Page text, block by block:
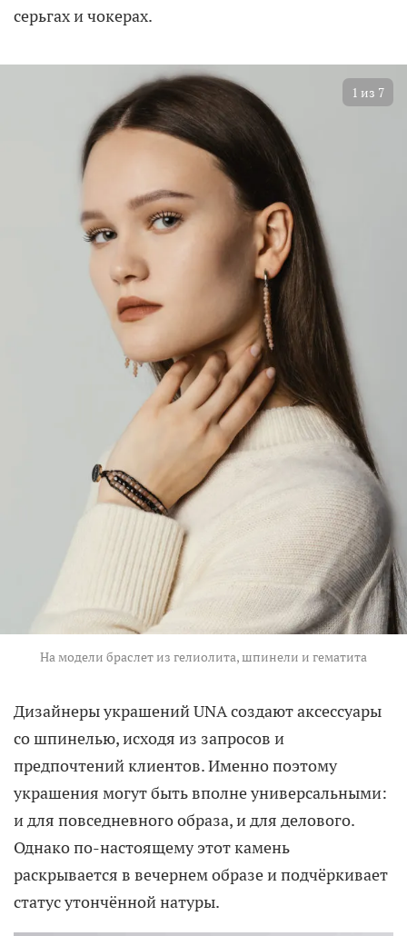
серьгах и чокерах.
На модели браслет из гелиолита, шпинели и гематита
1 из 7
Дизайнеры украшений UNA создают аксессуары
со шпинелью, исходя из запросов и
предпочтений клиентов. Именно поэтому
украшения могут быть вполне универсальными:
и для повседневного образа, и для делового.
Однако по-настоящему этот камень
раскрывается в вечернем образе и подчёркивает
статус утончённой натуры.